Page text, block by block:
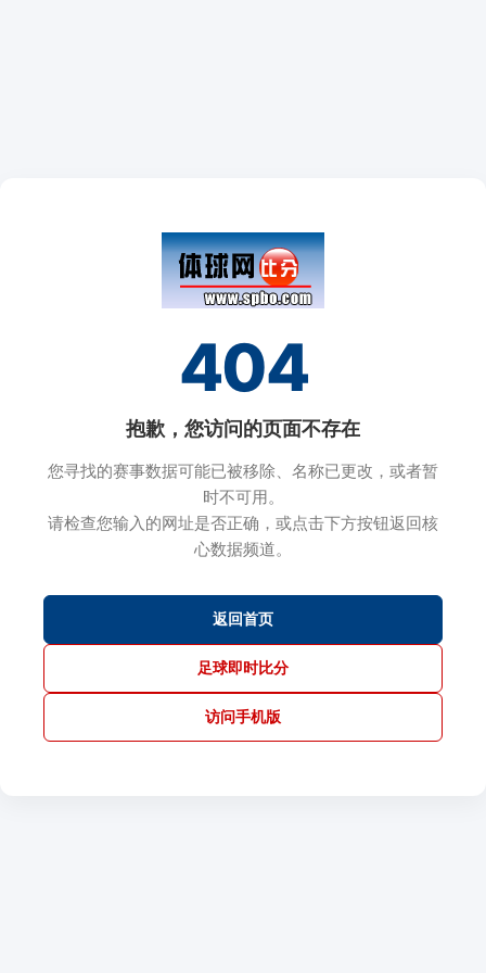
404
抱歉，您访问的页面不存在
您寻找的赛事数据可能已被移除、名称已更改，或者暂
时不可用。
请检查您输入的网址是否正确，或点击下方按钮返回核
心数据频道。
返回首页
足球即时比分
访问手机版